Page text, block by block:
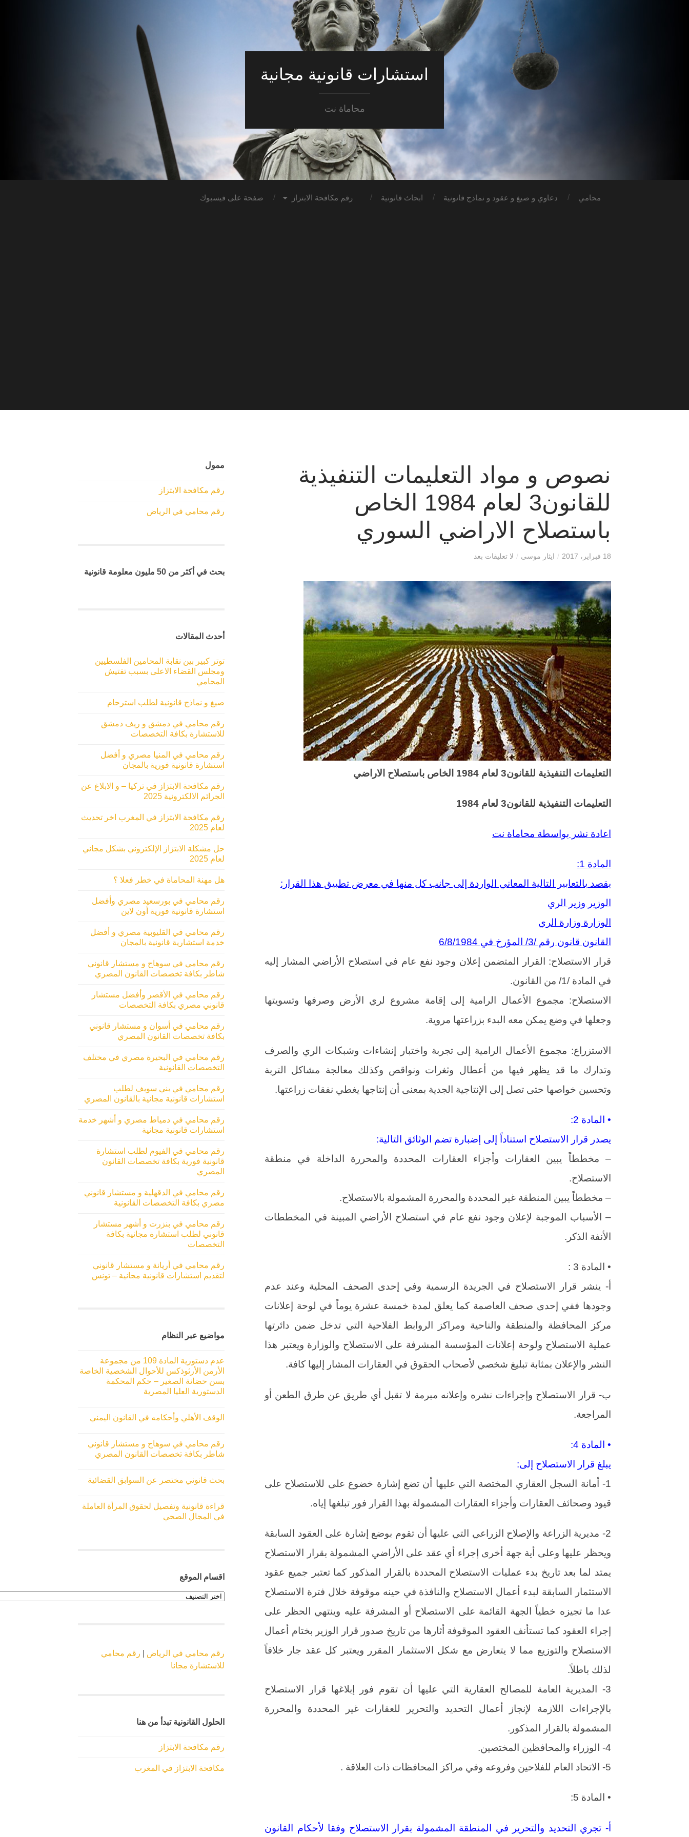
استشارات قانونية مجانية
محاماة نت
محامي دعاوي و صيغ و عقود و نماذج قانونية ابحاث قانونية رقم مكافحة الابتزاز صفحة على فيسبوك
نصوص و مواد التعليمات التنفيذية
للقانون3 لعام 1984 الخاص
باستصلاح الاراضي السوري
18 فبراير، 2017 / ايثار موسى / لا تعليقات بعد
التعليمات التنفيذية للقانون3 لعام 1984 الخاص باستصلاح الاراضي
التعليمات التنفيذية للقانون3 لعام 1984
اعادة نشر بواسطة محاماة نت
المادة 1:
يقصد بالتعابير التالية المعاني الواردة إلى جانب كل منها في معرض تطبيق هذا القرار:
الوزير وزير الري
الوزارة وزارة الري
القانون قانون رقم /3/ المؤرخ في 6/8/1984
قرار الاستصلاح: القرار المتضمن إعلان وجود نفع عام في استصلاح الأراضي المشار إليه
في المادة /1/ من القانون.
الاستصلاح: مجموع الأعمال الرامية إلى إقامة مشروع لري الأرض وصرفها وتسويتها
وجعلها في وضع يمكن معه البدء بزراعتها مروية.
الاستزراع: مجموع الأعمال الرامية إلى تجربة واختبار إنشاءات وشبكات الري والصرف
وتدارك ما قد يظهر فيها من أعطال وثغرات ونواقص وكذلك معالجة مشاكل التربة
وتحسين خواصها حتى تصل إلى الإنتاجية الجدية بمعنى أن إنتاجها يغطي نفقات زراعتها.
• المادة 2:
يصدر قرار الاستصلاح استناداً إلى إضبارة تضم الوثائق التالية:
– مخططاً يبين العقارات وأجزاء العقارات المحددة والمحررة الداخلة في منطقة
الاستصلاح.
– مخططاً يبين المنطقة غير المحددة والمحررة المشمولة بالاستصلاح.
– الأسباب الموجبة لإعلان وجود نفع عام في استصلاح الأراضي المبينة في المخططات
الأنفة الذكر.
• المادة 3 :
أ- ينشر قرار الاستصلاح في الجريدة الرسمية وفي إحدى الصحف المحلية وعند عدم
وجودها ففي إحدى صحف العاصمة كما يعلق لمدة خمسة عشرة يوماً في لوحة إعلانات
مركز المحافظة والمنطقة والناحية ومراكز الروابط الفلاحية التي تدخل ضمن دائرتها
عملية الاستصلاح ولوحة إعلانات المؤسسة المشرفة على الاستصلاح والوزارة ويعتبر هذا
النشر والإعلان بمثابة تبليغ شخصي لأصحاب الحقوق في العقارات المشار إليها كافة.
ب- قرار الاستصلاح وإجراءات نشره وإعلانه مبرمة لا تقبل أي طريق عن طرق الطعن أو
المراجعة.
• المادة 4:
يبلغ قرار الاستصلاح إلى:
1- أمانة السجل العقاري المختصة التي عليها أن تضع إشارة خضوع على للاستصلاح على
قيود وصحائف العقارات وأجزاء العقارات المشمولة بهذا القرار فور تبلغها إياه.
2- مديرية الزراعة والإصلاح الزراعي التي عليها أن تقوم بوضع إشارة على العقود السابقة
ويحظر عليها وعلى أية جهة أخرى إجراء أي عقد على الأراضي المشمولة بقرار الاستصلاح
يمتد لما بعد تاريخ بدء عمليات الاستصلاح المحددة بالقرار المذكور كما تعتبر جميع عقود
الاستثمار السابقة لبدء أعمال الاستصلاح والنافذة في حينه موقوفة خلال فترة الاستصلاح
عدا ما تجيزه خطياً الجهة القائمة على الاستصلاح أو المشرفة عليه وينتهي الحظر على
إجراء العقود كما تستأنف العقود الموقوفة أثارها من تاريخ صدور قرار الوزير بختام أعمال
الاستصلاح والتوزيع مما لا يتعارض مع شكل الاستثمار المقرر ويعتبر كل عقد جار خلافاً
لذلك باطلاً.
3- المديرية العامة للمصالح العقارية التي عليها أن تقوم فور إبلاغها قرار الاستصلاح
بالإجراءات اللازمة لإنجاز أعمال التحديد والتحرير للعقارات غير المحددة والمحررة
المشمولة بالقرار المذكور.
4- الوزراء والمحافظين المختصين.
5- الاتحاد العام للفلاحين وفروعه وفي مراكز المحافظات ذات العلاقة .
• المادة 5:
أ- تجري التحديد والتحرير في المنطقة المشمولة بقرار الاستصلاح وفقا لأحكام القانون
ممول
رقم مكافحة الابتزاز
رقم محامي في الرياض
بحث في أكثر من 50 مليون معلومة قانونية
أحدث المقالات
توتر كبير بين نقابة المحامين الفلسطيين
ومجلس القضاء الاعلى بسبب تفتيش
المحامي
صيغ و نماذج قانونية لطلب استرحام
رقم محامي في دمشق و ريف دمشق
للاستشارة بكافة التخصصات
رقم محامي في المنيا مصري و أفضل
استشارة قانونية فورية بالمجان
رقم مكافحة الابتزاز في تركيا – و الابلاغ عن
الجرائم الالكترونية 2025
رقم مكافحة الابتزاز في المغرب اخر تحديث
لعام 2025
حل مشكلة الابتزاز الإلكتروني بشكل مجاني
لعام 2025
هل مهنة المحاماة في خطر فعلا ؟
رقم محامي في بورسعيد مصري وأفضل
استشارة قانونية فورية أون لاين
رقم محامي في القليوبية مصري و أفضل
خدمة استشارية قانونية بالمجان
رقم محامي في سوهاج و مستشار قانوني
شاطر بكافة تخصصات القانون المصري
رقم محامي في الأقصر وأفضل مستشار
قانوني مصري بكافة التخصصات
رقم محامي في أسوان و مستشار قانوني
بكافة تخصصات القانون المصري
رقم محامي في البحيرة مصري في مختلف
التخصصات القانونية
رقم محامي في بني سويف لطلب
استشارات قانونية مجانية بالقانون المصري
رقم محامي في دمياط مصري و أشهر خدمة
استشارات قانونية مجانية
رقم محامي في الفيوم لطلب استشارة
قانونية فورية بكافة تخصصات القانون
المصري
رقم محامي في الدقهلية و مستشار قانوني
مصري بكافة التخصصات القانونية
رقم محامي في بنزرت و أشهر مستشار
قانوني لطلب استشارة مجانية بكافة
التخصصات
رقم محامي في أريانة و مستشار قانوني
لتقديم استشارات قانونية مجانية – تونس
مواضيع عبر النظام
عدم دستورية المادة 109 من مجموعة
الأرمن الأرثوذكس للأحوال الشخصية الخاصة
بسن حضانة الصغير – حكم المحكمة
الدستورية العليا المصرية
الوقف الأهلي وأحكامه في القانون اليمني
رقم محامي في سوهاج و مستشار قانوني
شاطر بكافة تخصصات القانون المصري
بحث قانوني مختصر عن السوابق القضائية
قراءة قانونية وتفصيل لحقوق المرأة العاملة
في المجال الصحي
اقسام الموقع
اقسام
الموقع
رقم محامي في الرياض
رقم محامي
للاستشارة مجانا
الحلول القانونية تبدأ من هنا
رقم مكافحة الابتزاز
مكافحة الابتزاز في المغرب